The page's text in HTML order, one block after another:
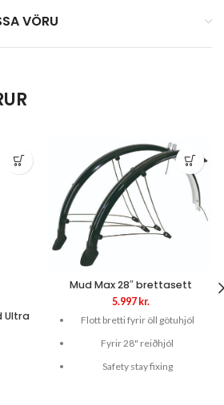
VÖRU
Ultra
Mud Max 28″ brettasett
5.997 kr.
Flott bretti fyrir öll götuhjól
Fyrir 28" reiðhjól
Safety stay fixing